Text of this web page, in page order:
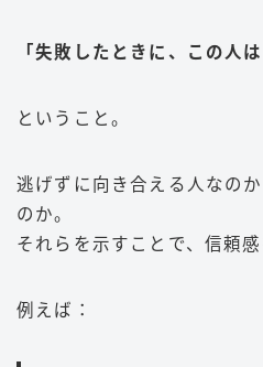
「失敗したときに、この人
ということ。
逃げずに向き合える人なの
のか。
それらを示すことで、信頼感
例えば：